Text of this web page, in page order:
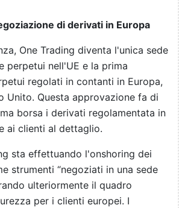
di derivati in Europa
One Trading diventa l'unica sede
perpetui nell'UE e la prima
regolati in contanti in Europa,
Unito. Questa approvazione fa di
borsa i derivati regolamentata in
ai clienti al dettaglio.
sta effettuando l'onshoring dei
strumenti “negoziati in una sede
ulteriormente il quadro
per i clienti europei. I